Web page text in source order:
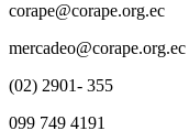
corape@corape.org.ec
mercadeo@corape.org.ec
(02) 2901- 355
099 749 4191